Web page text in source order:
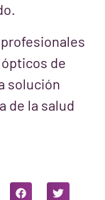
de
solución
de la salud